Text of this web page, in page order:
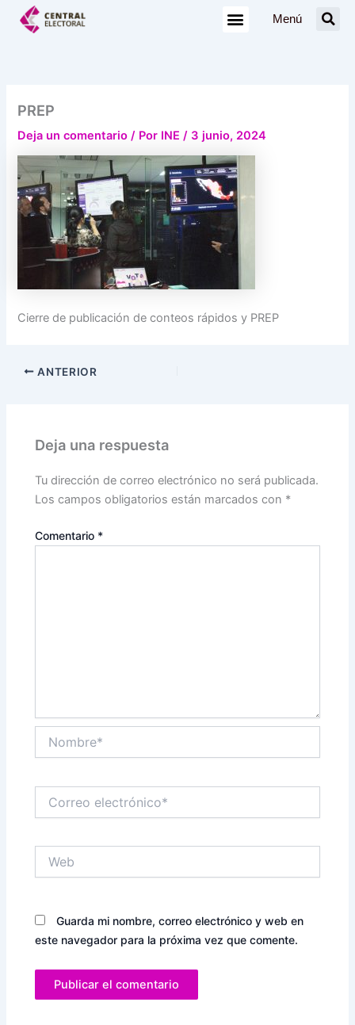
Menú
PREP
Deja un comentario / Por INE/ 3 junio, 2024
Cierre de publicación de conteos rápidos y PREP
ANTERIOR
Deja una respuesta
Tu dirección de correo electrónico no será publicada.
Los campos obligatorios están marcados con *
Comentario *
electrónico*
Guarda mi nombre, correo electrónico y web en
este navegador para la próxima vez que comente.